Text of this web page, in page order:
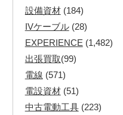
設備資材(184)
IVケーブル(28)
EXPERIENCE (1,482)
出張買取(99)
電線 (571)
電設資材(51)
中古電動工具(223)